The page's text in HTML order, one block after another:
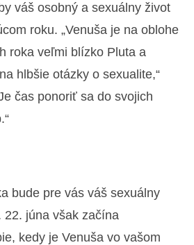
váš osobný a sexuálny život
roku. „Venuša je na oblohe
roka veľmi blízko Pluta a
hlbšie otázky o sexualite,“
čas ponoriť sa do svojich
bude pre vás váš sexuálny
22. júna však začína
kedy je Venuša vo vašom